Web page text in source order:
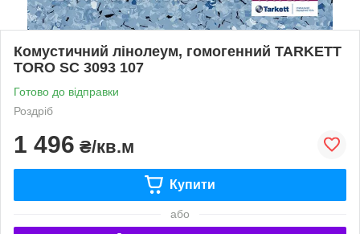
Комустичний лінолеум, гомогенний TARKETT
TORO SC 3093 107
Готово до відправки
Роздріб
1 496 ₴/кв.м
Купити
або